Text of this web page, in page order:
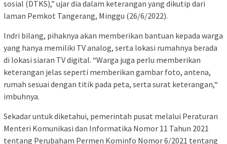
sosial (DTKS),” ujar dia dalam keterangan yang dikutip dari
laman Pemkot Tangerang, Minggu (26/6/2022).
Indri bilang, pihaknya akan memberikan bantuan kepada warga
yang hanya memiliki TV analog, serta lokasi rumahnya berada
di lokasi siaran TV digital. “Warga juga perlu memberikan
keterangan jelas seperti memberikan gambar foto, antena,
rumah sesuai dengan titik pada peta, serta surat keterangan,“
imbuhnya.
Sekadar untuk diketahui, pemerintah pusat melalui Peraturan
Menteri Komunikasi dan Informatika Nomor 11 Tahun 2021
tentang Perubaham Permen Kominfo Nomor 6/2021 tentang